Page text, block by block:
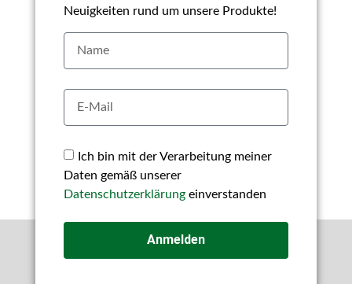
Neuigkeiten rund um unsere Produkte!
Ich bin mit der Verarbeitung meiner
Daten gemäß unserer
Datenschutzerklärungeinverstanden
Anmelden